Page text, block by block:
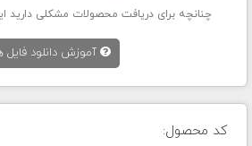
چنانچه برای دریافت محصولات مشکلی دارید
آموزش دانلود فایل
کد محصول: